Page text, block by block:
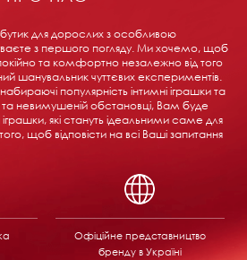
для дорослих з особливою
з першого погляду. Ми хочемо, щоб
та комфортно незалежно від того
шанувальник чуттєвих експериментів.
популярність інтимні іграшки та
та невимушеній обстановці, Вам буде
іграшки, які стануть ідеальними саме для
щоб відповісти на всі Ваші запитання
Офіційне представництво
бренду в Україні